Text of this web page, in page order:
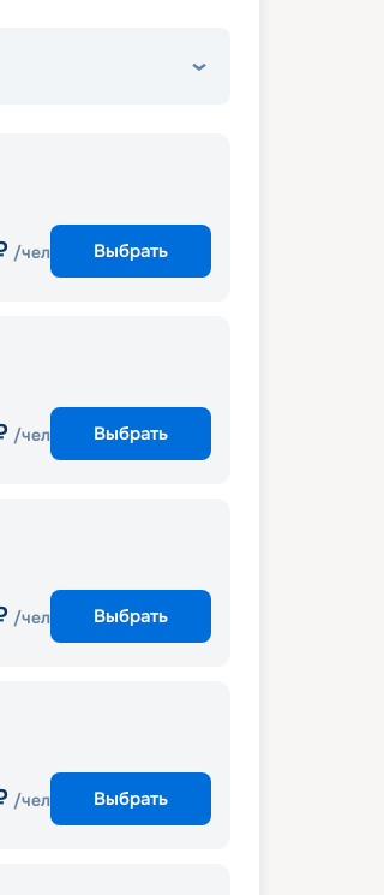
/чел Выбрать
/чел Выбрать
/чел Выбрать
/чел Выбрать